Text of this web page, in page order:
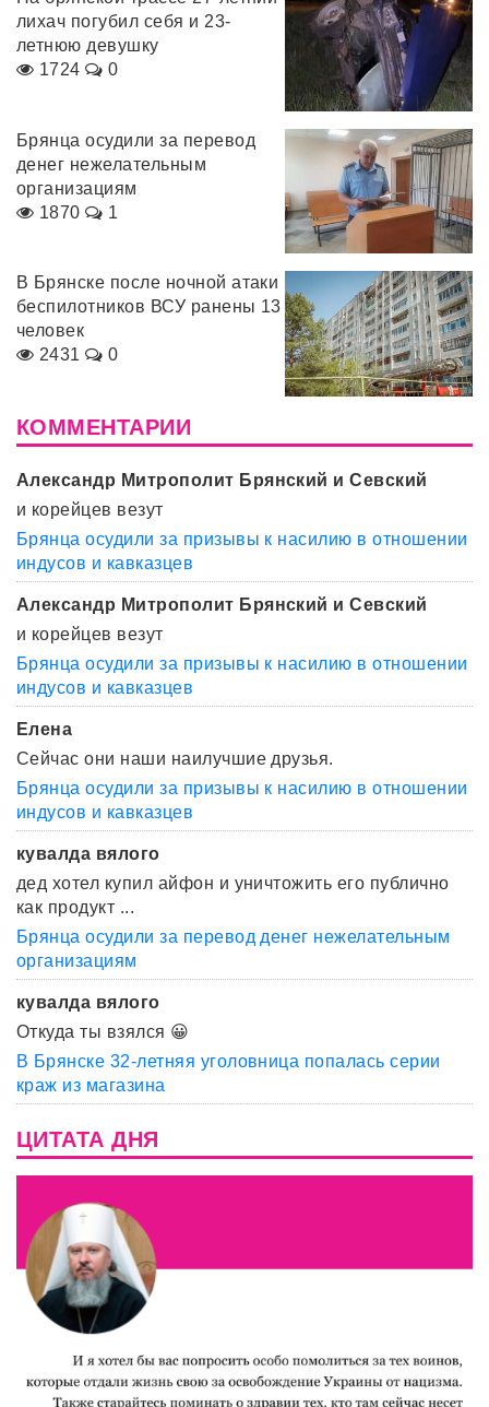
лихач погубил себя и 23-
летнюю девушку
1724
0
Брянца осудили за перевод
денег нежелательным
организациям
1870
1
В Брянске после ночной атаки
беспилотников ВСУ ранены 13
человек
2431
0
КОММЕНТАРИИ
Александр Митрополит Брянский и Севский
и корейцев везут
Брянца осудили за призывы к насилию в отношении
индусов и кавказцев
Александр Митрополит Брянский и Севский
и корейцев везут
Брянца осудили за призывы к насилию в отношении
индусов и кавказцев
Елена
Сейчас они наши наилучшие друзья.
Брянца осудили за призывы к насилию в отношении
индусов и кавказцев
кувалда вялого
дед хотел купил айфон и уничтожить его публично
как продукт ...
Брянца осудили за перевод денег нежелательным
организациям
кувалда вялого
Откуда ты взялся 😀
В Брянске 32-летняя уголовница попалась серии
краж из магазина
ЦИТАТА ДНЯ